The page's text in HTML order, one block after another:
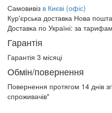
Самовивіз в Києві (офіс)
Кур'єрська доставка Нова
Доставка по Україні: за
Гарантія
Гарантія 3 місяці
Обмін/повернення
Повернення протягом 14 днів
спроживачів"